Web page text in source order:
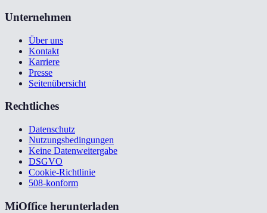
Unternehmen
Über uns
Kontakt
Karriere
Presse
Seitenübersicht
Rechtliches
Datenschutz
Nutzungsbedingungen
Keine Datenweitergabe
DSGVO
Cookie-Richtlinie
508-konform
MiOffice herunterladen